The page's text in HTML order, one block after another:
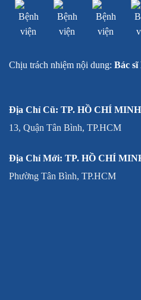
Chịu trách nhiệm nội dung: Bác
Địa Chỉ Cũ: TP. HỒ CHÍ
13, Quận Tân Bình, TP.HCM
Địa Chỉ Mới: TP. HỒ CHÍ
Phường Tân Bình, TP.HCM